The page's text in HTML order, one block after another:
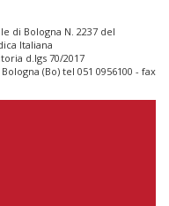
di Bologna N. 2237 del
Italiana
d.lgs 70/2017
(Bo) tel 051 0956100 - fax